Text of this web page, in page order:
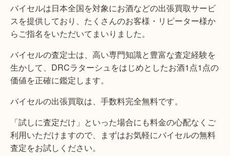
バイセルは日本全国を対象にお酒などの出張買取サービ
スを提供しており、たくさんのお客様・リピーター様か
らご指名をいただいてまいりました。
バイセルの査定士は、高い専門知識と豊富な査定経験を
生かして、DRCラターシュをはじめとしたお酒1点1点の
価値を正確に鑑定します。
バイセルの出張買取は、手数料完全無料です。
「試しに査定だけ」といった場合にも料金の心配なくご
利用いただけますので、まずはお気軽にバイセルの無料
査定をお試しください。